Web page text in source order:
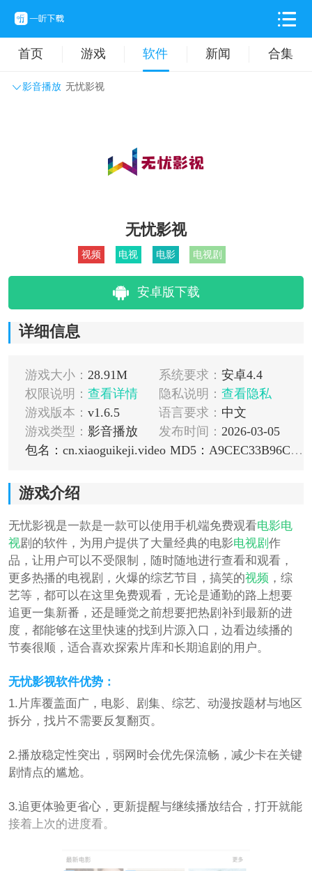
首页 游戏 软件 新闻 合集
影音播放 无忧影视
拍摄美化
无忧影视
视频 电视 电影 电视剧
安卓版下载
详细信息
游戏大小： 28.91M 系统要求： 安卓4.4
权限说明： 查看详情 隐私说明： 查看隐私
游戏版本： v1.6.5 语言要求： 中文
游戏类型： 影音播放 发布时间： 2026-03-05
包名：cn.xiaoguikeji.video
MD5：A9CEC33B96C3C1AEF619E503CBC52F85
游戏介绍
无忧影视是一款是一款可以使用手机端免费观看电影电
视剧的软件，为用户提供了大量经典的电影电视剧 作
品，让用户可以不受限制，随时随地进行查看和观看，
更多热播的电视剧，火爆的综艺节目，搞笑的视频 ，综
艺等，都可以在这里免费观看，无论是通勤的路上想要
追更一集新番，还是睡觉之前想要把热剧补到最新的进
度，都能够在这里快速的找到片源入口，边看边续播的
节奏很顺，适合喜欢探索片库和长期追剧的用户。
无忧影视软件优势：
1.片库覆盖面广，电影、剧集、综艺、动漫按题材与地区
拆分，找片不需要反复翻页。
2.播放稳定性突出，弱网时会优先保流畅，减少卡在关键
剧情点的尴尬。
3.追更体验更省心，更新提醒与继续播放结合，打开就能
接着上次的进度看。